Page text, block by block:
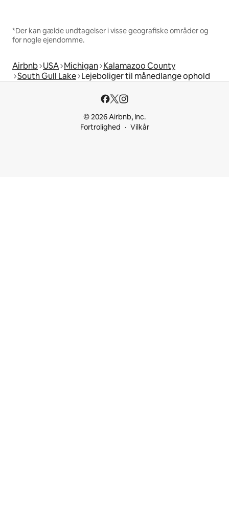
*Der kan gælde undtagelser i visse geografiske områder og
for nogle ejendomme.
Airbnb USA Michigan Kalamazoo County
South Gull Lake Lejeboliger til månedlange ophold
© 2026 Airbnb, Inc.
Fortrolighed
Vilkår